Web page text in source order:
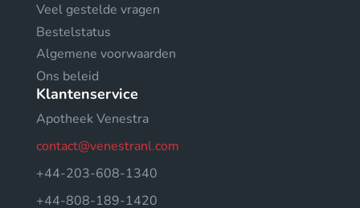
Veel gestelde vragen
Bestelstatus
Algemene voorwaarden
Ons beleid
Klantenservice
Apotheek Venestra
contact@venestranl.com
+44-203-608-1340
+44-808-189-1420